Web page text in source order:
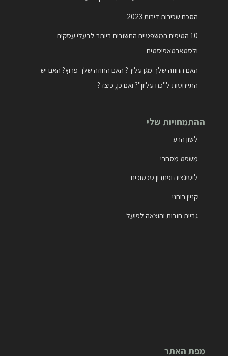
הסכם שכירות דירות 2023
10 הטיפים המשפטיים החשובים ביותר לבעלי עסקים
ולסטארטאפיסטים
האם החוזה שלך מגן עליך? האם החוזה שלך פרוץ? האם יש
התייחסות ל"כח עליון"? ואם כן, כיצד?
ההתמחויות שלי
לשון הרע
משפט מסחרי
ליטיגציה ופתרון סכסוכים
קניין רוחני
גביית חובות והוצאה לפועל
מפת האתר